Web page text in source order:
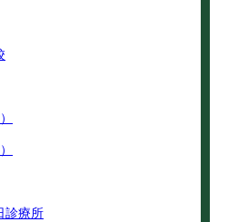
診療所